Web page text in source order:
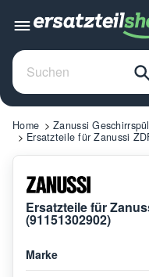
Home
Zanussi
Ersatzteile für Zanussi
Ersatzteile für
(91151302902)
Marke